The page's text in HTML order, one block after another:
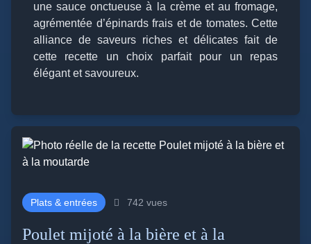
une sauce onctueuse à la crème et au fromage,
agrémentée d’épinards frais et de tomates. Cette
alliance de saveurs riches et délicates fait de
cette recette un choix parfait pour un repas
élégant et savoureux.
Plats & entrées 742 vues
Poulet mijoté à la bière et à la